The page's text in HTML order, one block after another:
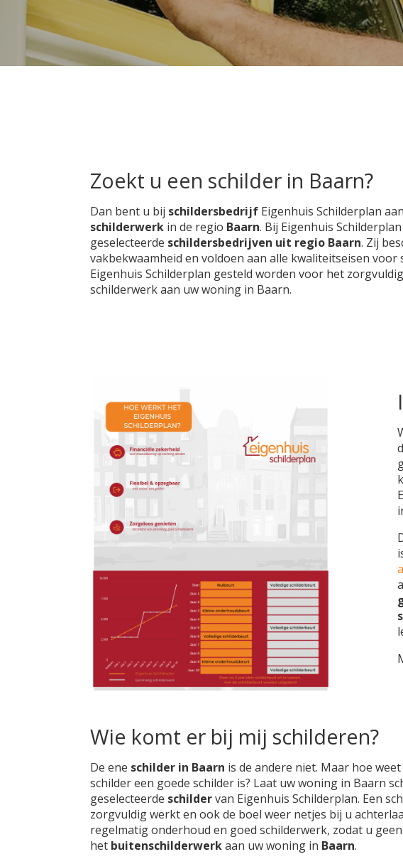
Zoekt u een schilder in Baarn?
Dan bent u bij schildersbedrijf Eigenhuis Schilderplan
schilderwerk in de regio Baarn. Bij Eigenhuis
geselecteerde schildersbedrijven uit regio Baarn. Zij
vakbekwaamheid en voldoen aan alle kwaliteitseisen voor
Eigenhuis Schilderplan gesteld worden voor het
schilderwerk aan uw woning in Baarn.
Wie komt er bij mij schilderen?
De ene schilder in Baarn is de andere niet. Maar hoe
schilder een goede schilder is? Laat uw woning in Baarn
geselecteerde schildervan Eigenhuis Schilderplan. Een
zorgvuldig werkt en ook de boel weer netjes bij u
regelmatig onderhoud en goed schilderwerk, zodat u
het buitenschilderwerkaan uw woning in Baarn.